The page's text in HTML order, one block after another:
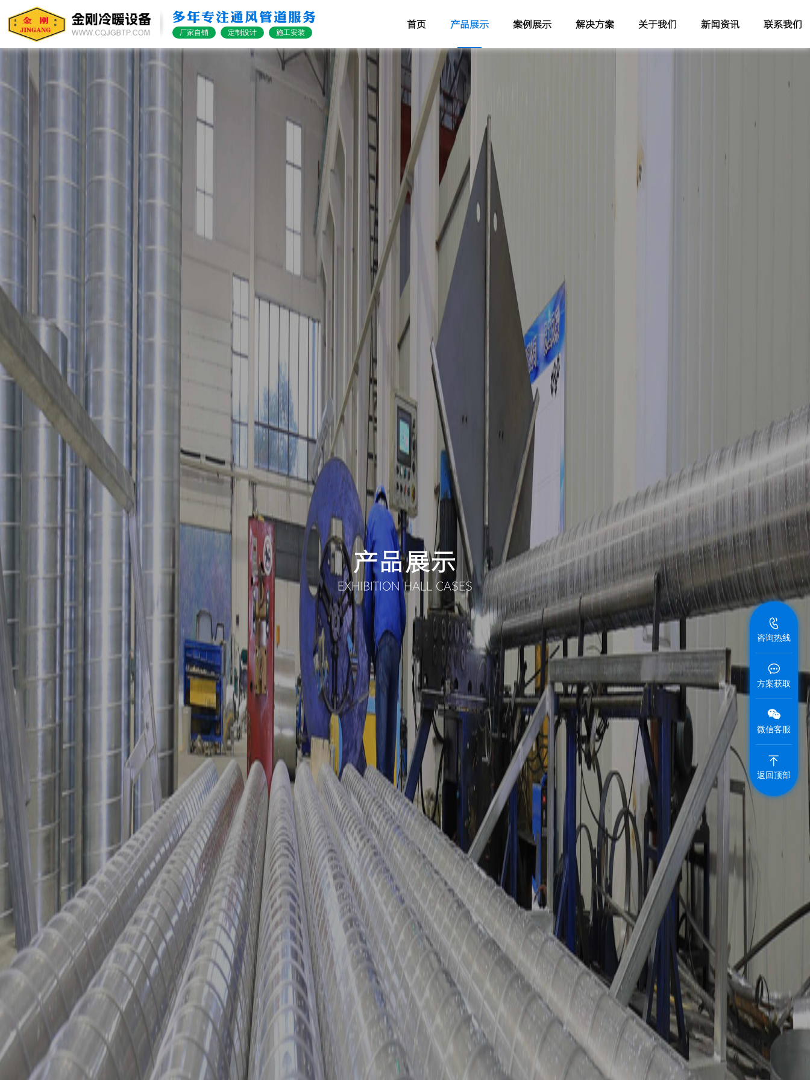
多年专注通风管道服务
厂家自销 定制设计 施工安装
首页 产品展示 案例展示 解决方案 关于我们 新闻资讯 联系我们
产品展示
EXHIBITION HALL CASES
咨询热线
方案获取
微信客服
返回顶部